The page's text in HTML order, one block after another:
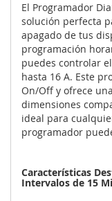
El Programador
solución perfecta
apagado de tus
programación
puedes controlar
hasta 16 A. Este
On/Off y ofrece
dimensiones
ideal para
programador
Características
Intervalos de 15